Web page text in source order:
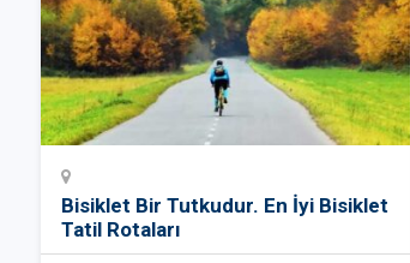
Bisiklet Bir Tutkudur. En İyi Bisiklet
Tatil Rotaları